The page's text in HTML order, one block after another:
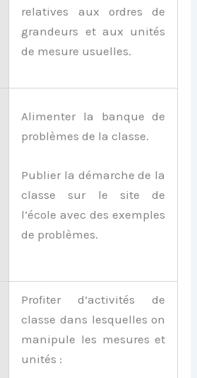
relatives aux ordres de
grandeurs et aux unités
de mesure usuelles.
Alimenter la banque de
problèmes de la classe.
Publier la démarche de la
classe sur le site de
l’école avec des exemples
de problèmes.
Profiter d’activités de
classe dans lesquelles on
manipule les mesures et
unités :